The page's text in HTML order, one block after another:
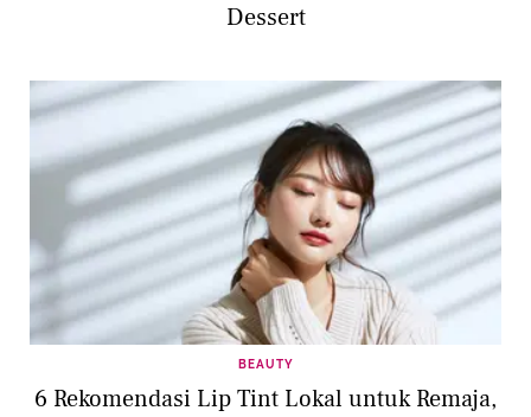
Dessert
BEAUTY
6 Rekomendasi Lip Tint Lokal untuk Remaja,